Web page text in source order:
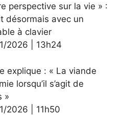
perspective sur la vie » :
désormais avec un
à clavier
2026 13h24
explique : « La viande
lorsqu’il s’agit de
»
2026 11h50